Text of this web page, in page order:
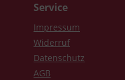
Service
Impressum
Widerruf
Datenschutz
AGB